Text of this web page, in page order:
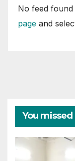
No feed found
page and
You missed